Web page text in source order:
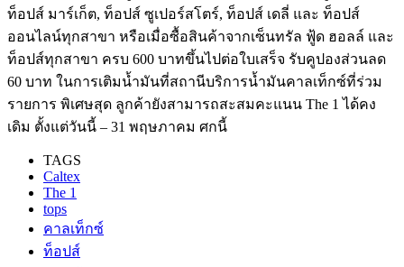
ท็อปส์ มาร์เก็ต, ท็อปส์ ซูเปอร์สโตร์, ท็อปส์ เดลี่ และ ท็อปส์
ออนไลน์ทุกสาขา หรือเมื่อซื้อสินค้าจากเซ็นทรัล ฟู้ด ฮอลล์ และ
ท็อปส์ทุกสาขา ครบ 600 บาทขึ้นไปต่อใบเสร็จ รับคูปองส่วนลด
60 บาท ในการเติมน้ำมันที่สถานีบริการน้ำมันคาลเท็กซ์ที่ร่วม
รายการ พิเศษสุด ลูกค้ายังสามารถสะสมคะแนน The 1 ได้คง
เดิม ตั้งแต่วันนี้ – 31 พฤษภาคม ศกนี้
TAGS
Caltex
The 1
tops
คาลเท็กซ์
ท็อปส์